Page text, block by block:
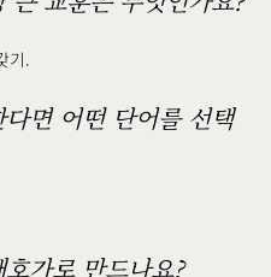
.
면 어떤 단어를 선택